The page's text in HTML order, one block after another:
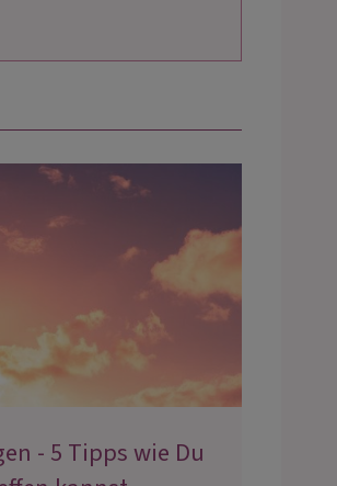
- 5 Tipps wie Du